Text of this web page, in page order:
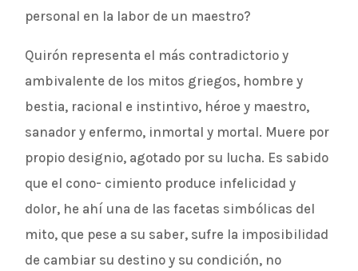
personal en la labor de un maestro?
Quirón representa el más contradictorio y
ambivalente de los mitos griegos, hombre y
bestia, racional e instintivo, héroe y maestro,
sanador y enfermo, inmortal y mortal. Muere por
propio designio, agotado por su lucha. Es sabido
que el cono- cimiento produce infelicidad y
dolor, he ahí una de las facetas simbólicas del
mito, que pese a su saber, sufre la imposibilidad
de cambiar su destino y su condición, no